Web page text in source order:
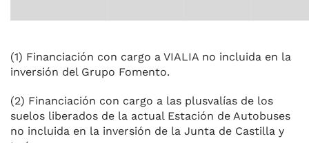
(1) Financiación con cargo a VIALIA no incluida en la
inversión del Grupo Fomento.
(2) Financiación con cargo a las plusvalías de los
suelos liberados de la actual Estación de Autobuses
no incluida en la inversión de la Junta de Castilla y